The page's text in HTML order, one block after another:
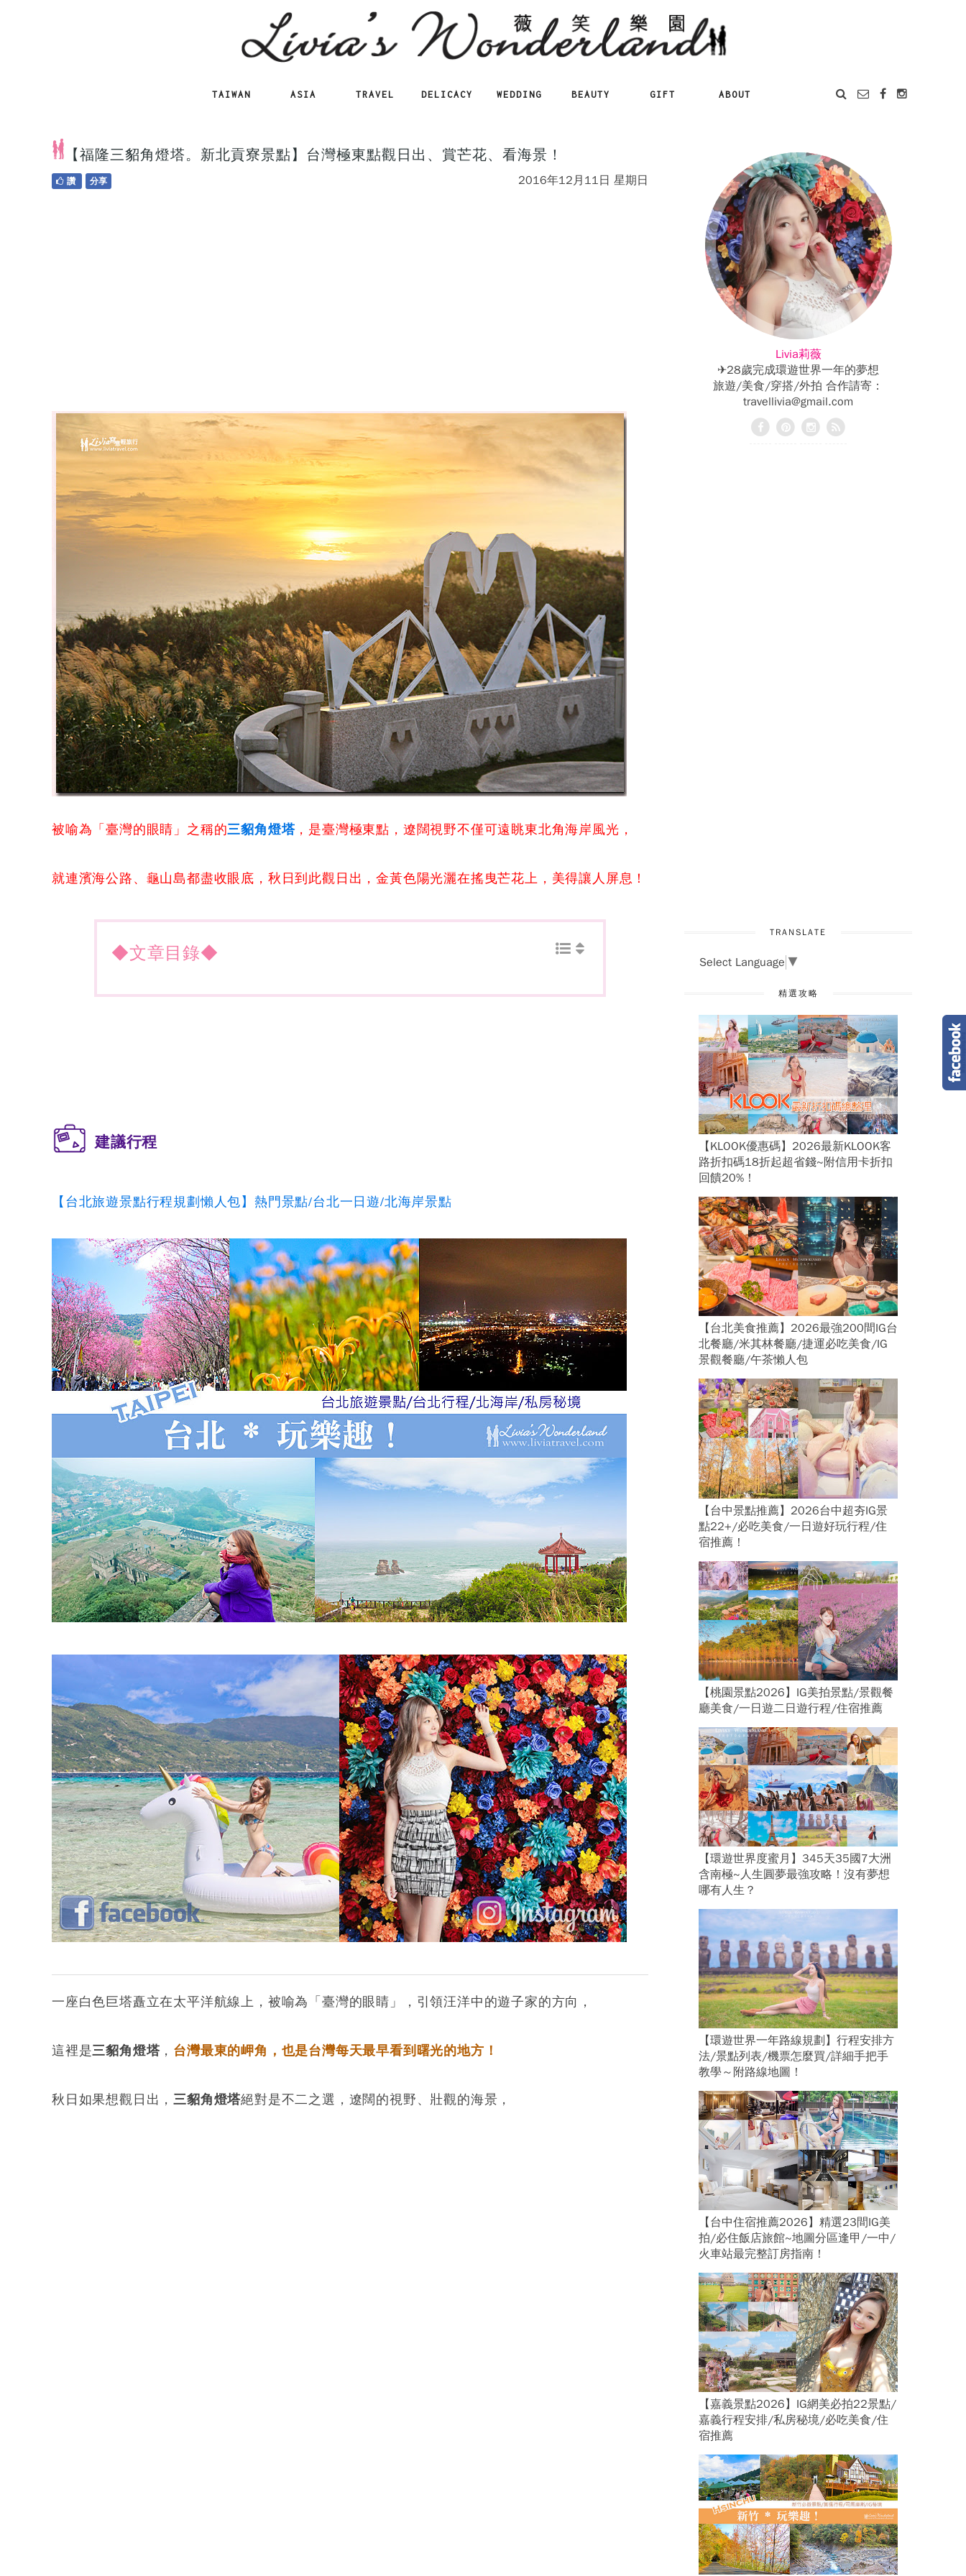
TAIWAN ASIA TRAVEL DELICACY WEDDING BEAUTY GIFT ABOUT
【福隆三貂角燈塔。新北貢寮景點】台灣極東點觀日出、賞芒花、看海景！
2016年12月11日 星期日
讚 分享
被喻為「臺灣的眼睛」之稱的三貂角燈塔，是臺灣極東點，遼闊視野不僅可遠眺東北角海岸風光，
就連濱海公路、龜山島都盡收眼底，秋日到此觀日出，金黃色陽光灑在搖曳芒花上，美得讓人屏息！
◆文章目錄◆
建議行程
【台北旅遊景點行程規劃懶人包】熱門景點/台北一日遊/北海岸景點
一座白色巨塔矗立在太平洋航線上，被喻為「臺灣的眼睛」，引領汪洋中的遊子家的方向，
這裡是三貂角燈塔， 台灣最東的岬角，也是台灣每天最早看到曙光的地方！
秋日如果想觀日出，三貂角燈塔絕對是不二之選，遼闊的視野、壯觀的海景，
Livia莉薇
✈28歲完成環遊世界一年的夢想
旅遊/美食/穿搭/外拍 合作請寄：
travellivia@gmail.com
TRANSLATE
Select Language ▼
精選攻略
【KLOOK優惠碼】2026最新KLOOK客
路折扣碼18折起超省錢~附信用卡折扣
回饋20%！
【台北美食推薦】2026最強200間IG台
北餐廳/米其林餐廳/捷運必吃美食/IG
景觀餐廳/午茶懶人包
【台中景點推薦】2026台中超夯IG景
點22+/必吃美食/一日遊好玩行程/住
宿推薦！
【桃園景點2026】IG美拍景點/景觀餐
廳美食/一日遊二日遊行程/住宿推薦
【環遊世界度蜜月】345天35國7大洲
含南極~人生圓夢最強攻略！沒有夢想
哪有人生？
【環遊世界一年路線規劃】行程安排方
法/景點列表/機票怎麼買/詳細手把手
教學～附路線地圖！
【台中住宿推薦2026】精選23間IG美
拍/必住飯店旅館~地圖分區逢甲/一中/
火車站最完整訂房指南！
【嘉義景點2026】IG網美必拍22景點/
嘉義行程安排/私房秘境/必吃美食/住
宿推薦